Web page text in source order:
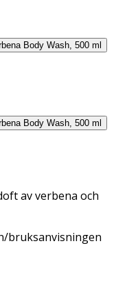
Body Wash, 500 ml
Body Wash, 500 ml
av verbena och
bruksanvisningen